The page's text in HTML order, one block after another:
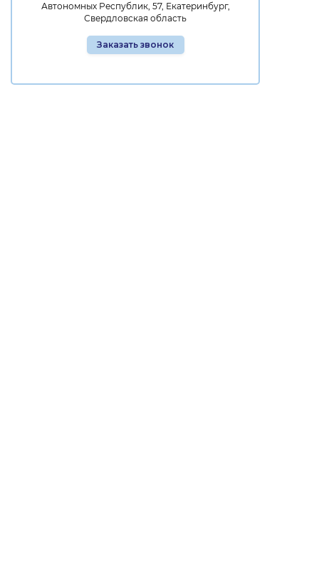
Автономных Республик, 57, Екатеринбург,
Свердловская область
Заказать звонок